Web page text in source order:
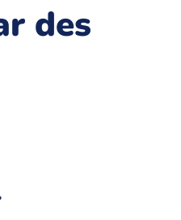
des